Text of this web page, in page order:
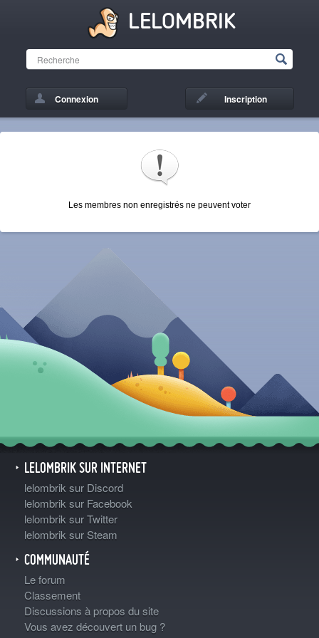
LELOMBRIK
Connexion Inscription
Les membres non enregistrés ne peuvent voter
LELOMBRIK SUR INTERNET
lelombrik sur Discord
lelombrik sur Facebook
lelombrik sur Twitter
lelombrik sur Steam
COMMUNAUTÉ
Le forum
Classement
Discussions à propos du site
Vous avez découvert un bug ?